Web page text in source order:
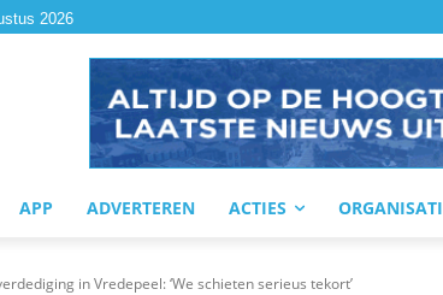
2026
APP ADVERTEREN ACTIES
in Vredepeel: ‘We schieten serieus tekort’